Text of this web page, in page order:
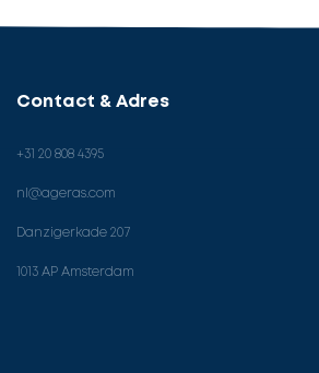
Contact & Adres
+31 20 808 4395
nl@ageras.com
Danzigerkade 207
1013 AP Amsterdam